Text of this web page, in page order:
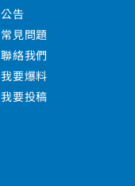
公告
常見問題
聯絡我們
我要爆料
我要投稿